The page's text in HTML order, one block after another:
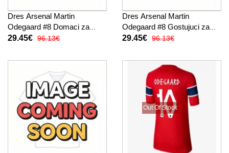
Dres Arsenal Martin
Odegaard #8 Domaci za
djecu 2026-27 Kratak Rukav
29.45€ 96.13€
Dres Arsenal Martin
Odegaard #8 Gostujuci za
djecu 2026-27 Kratak Rukav
29.45€ 96.13€
Out Of Stock